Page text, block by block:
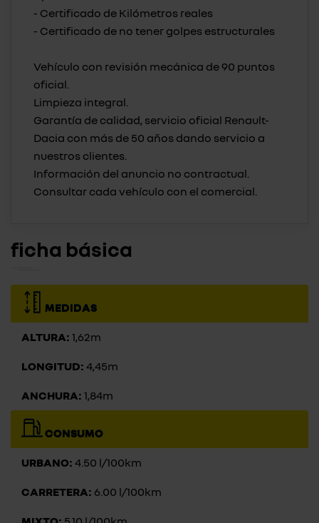
- Certificado de Kilómetros reales
- Certificado de no tener golpes estructurales
Vehículo con revisión mecánica de 90 puntos
oficial.
Limpieza integral.
Garantía de calidad, servicio oficial Renault-
Dacia con más de 50 años dando servicio a
nuestros clientes.
Información del anuncio no contractual.
ficha básica
MEDIDAS
ALTURA: 1,62m
LONGITUD: 4,45m
ANCHURA: 1,84m
CONSUMO
URBANO: 4.50 l/100km
CARRETERA: 6.00 l/100km